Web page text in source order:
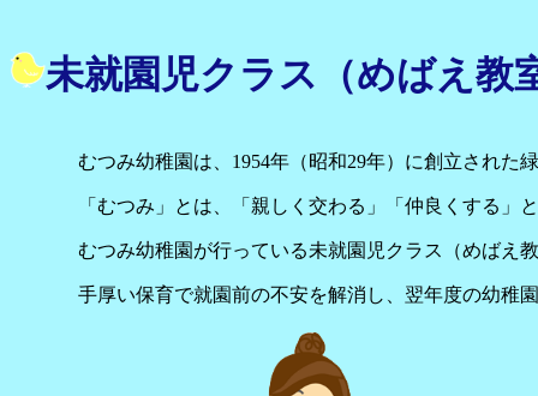
未就園児クラス（めばえ教
むつみ幼稚園は、1954年（昭和29年）に創立された
「むつみ」とは、「親しく交わる」「仲良くする
むつみ幼稚園が行っている未就園児クラス（めばえ
手厚い保育で就園前の不安を解消し、翌年度の幼稚